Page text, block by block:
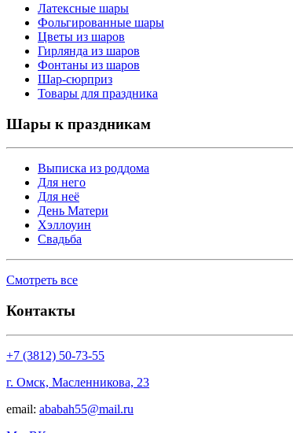
Латексные шары
Фольгированные шары
Цветы из шаров
Гирлянда из шаров
Фонтаны из шаров
Шар-сюрприз
Товары для праздника
Шары к праздникам
Выписка из роддома
Для него
Для неё
День Матери
Хэллоуин
Свадьба
Смотреть все
Контакты
+7 (3812) 50-73-55
г. Омск, Масленникова, 23
email: ababah55@mail.ru